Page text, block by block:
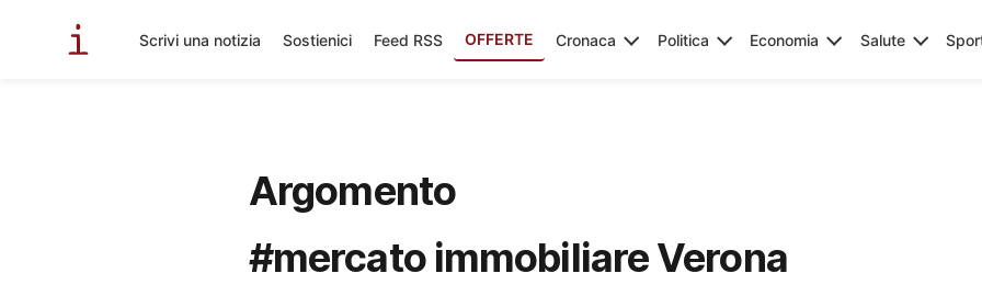
Scrivi una notizia Sostienici Feed RSS OFFERTE Cronaca Politica Economia Salute
Argomento
#mercato immobiliare Verona